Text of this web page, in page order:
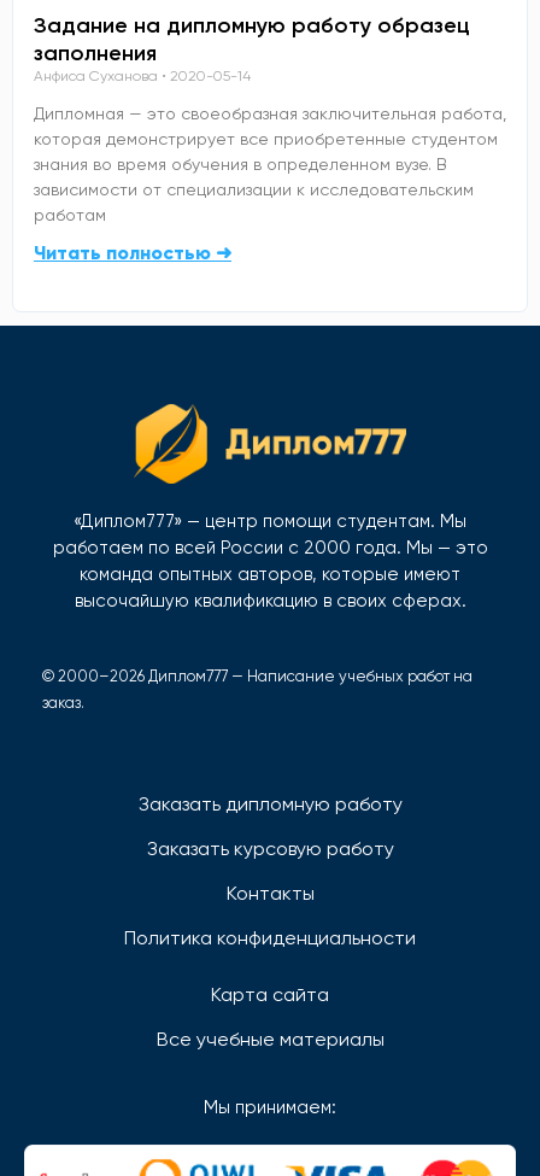
Задание на дипломную работу образец
заполнения
Анфиса Суханова 2020-05-14
Дипломная — это своеобразная заключительная работа,
которая демонстрирует все приобретенные студентом
знания во время обучения в определенном вузе. В
зависимости от специализации к исследовательским
работам
Читать полностью ➜
«Диплом777» — центр помощи студентам. Мы
работаем по всей России с 2000 года. Мы — это
команда опытных авторов, которые имеют
высочайшую квалификацию в своих сферах.
© 2000–2026 Диплом777 — Написание учебных работ на
заказ.
Заказать дипломную работу
Заказать курсовую работу
Контакты
Политика конфиденциальности
Карта сайта
Все учебные материалы
Мы принимаем: